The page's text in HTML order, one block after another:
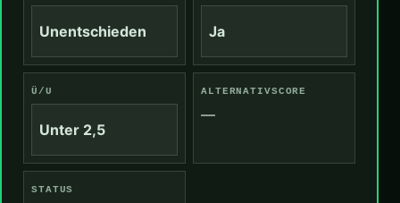
Unentschieden Ja
Ü/U
Unter 2,5
ALTERNATIVSCORE
—
STATUS